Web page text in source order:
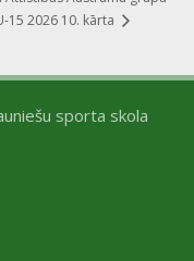
15 2026 10. kārta
sporta skola